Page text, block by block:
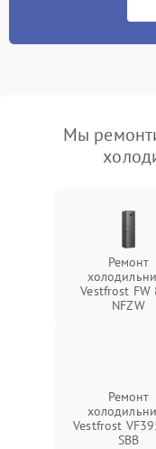
Мы
Ремонт
Vestfrost FW
NFZW
Ремонт
Vestfrost
SBB